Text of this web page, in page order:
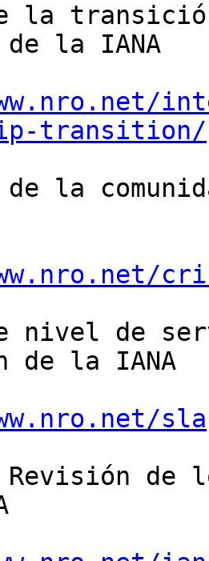
la
la IANA
transition/
de la
nivel de
de la IANA
sla
Revisión de